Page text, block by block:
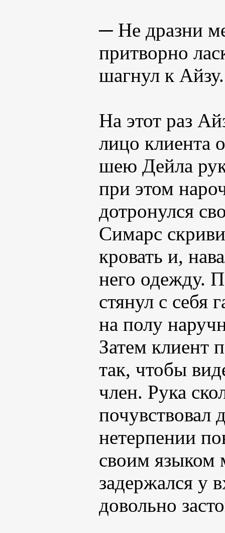
─ Не дразни
притворно
шагнул к Айзу.
На этот раз
лицо клиента
шею Дейла
при этом
дотронулся
Симарс
кровать и,
него одежду.
стянул с себя
на полу
Затем клиент
так, чтобы
член. Рука
почувствовал
нетерпении
своим языком
задержался у
довольно